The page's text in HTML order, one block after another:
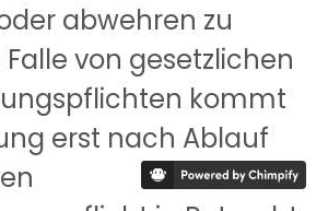
abwehren zu
von gesetzlichen
kommt
erst nach Ablauf